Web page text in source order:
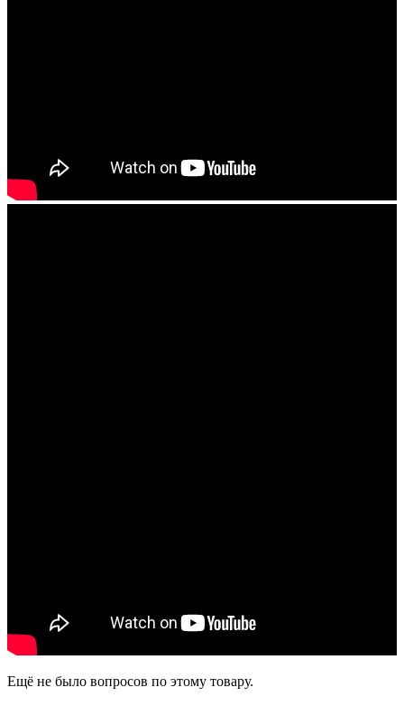
Ещё не было вопросов по этому товару.